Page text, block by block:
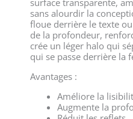
surface transparente,
sans alourdir la
floue derrière le texte
de la profondeur,
crée un léger halo qui
qui se passe derrière la
Avantages :
Améliore la
Augmente la